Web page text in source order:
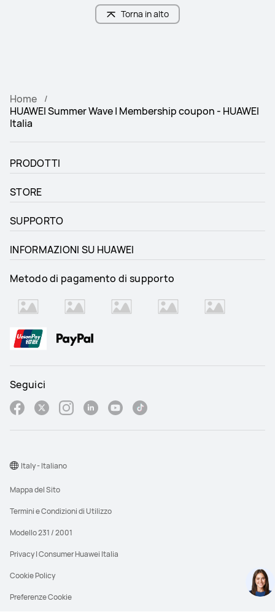
Torna in alto
Home
HUAWEI Summer Wave | Membership coupon - HUAWEI
Italia
PRODOTTI
STORE
SUPPORTO
INFORMAZIONI SU HUAWEI
Metodo di pagamento di supporto
Seguici
Mappa del Sito
Termini e Condizioni di Utilizzo
Modello 231 / 2001
Privacy | Consumer Huawei Italia
Cookie Policy
Preferenze Cookie
Italy - Italiano